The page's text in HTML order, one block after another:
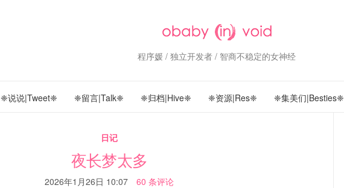
程序媛 / 独立开发者 / 智商不稳定的女神经
❈说说|Tweet❈ ❈留言|Talk❈ ❈归档|Hive❈ ❈资源|Res❈ ❈集美们|Besties❈
日记
夜长梦太多
2026年1月26日 10:07 60 条评论